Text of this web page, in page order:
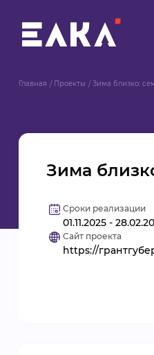
Главная Проекты Зима близко:
Зима
Сроки реализации
01.11.2025 -
Сайт проекта
https://